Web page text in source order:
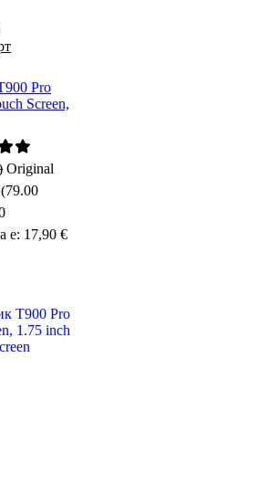
Pro
Screen,
Original
е: 17,90 €